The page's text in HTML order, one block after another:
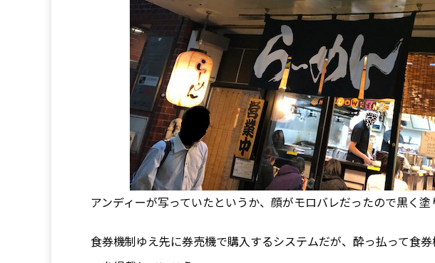
アンディーが写っていたというか、顔がモロバレだったので黒く塗
食券機制ゆえ先に券売機で購入するシステムだが、酔っ払って食